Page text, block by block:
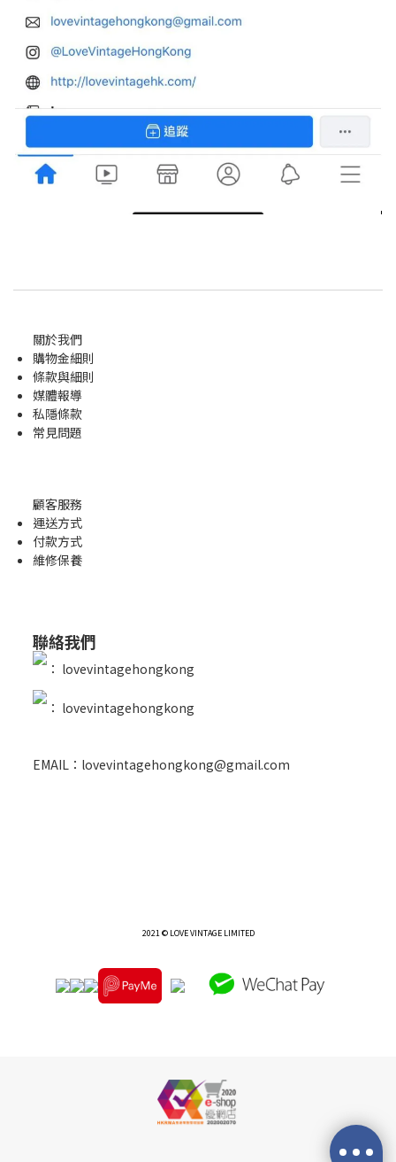
關於我們
購物金細則
條款與細則
媒體報導
私隱條款
常見問題
顧客服務
運送方式
付款方式
維修保養
聯絡我們
： lovevintagehongkong
： lovevintagehongkong
EMAIL：lovevintagehongkong@gmail.com
2021 © LOVE VINTAGE LIMITED